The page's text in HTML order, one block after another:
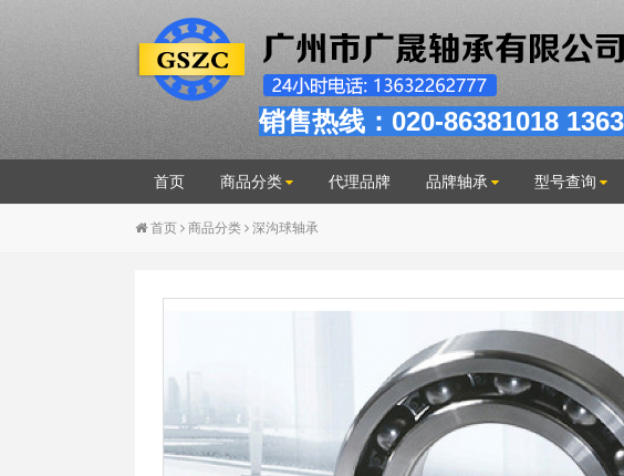
销售热线：020-86381018
首页 商品分类 代理品牌 品牌轴承 型号查询
首页 商品分类 深沟球轴承